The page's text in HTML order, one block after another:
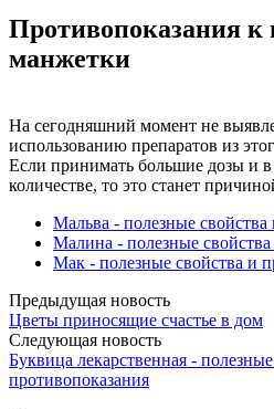
Противопоказания
манжетки
На сегодняшний момент не
использованию препаратов из
Если принимать большие дозы и
количестве, то это станет
Мальва - полезные свойства
Малина - полезные
Мак - полезные свойства и
Предыдущая новость
Цветы приносящие счастье в дом
Следующая новость
Буквица лекарственная -
противопоказания